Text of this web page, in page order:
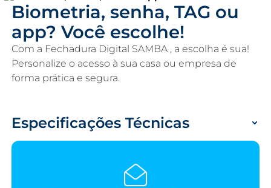
Biometria, senha, TAG ou
app? Você escolhe!
Com a Fechadura Digital SAMBA , a escolha é sua!
Personalize o acesso à sua casa ou empresa de
forma prática e segura.
Especificações Técnicas